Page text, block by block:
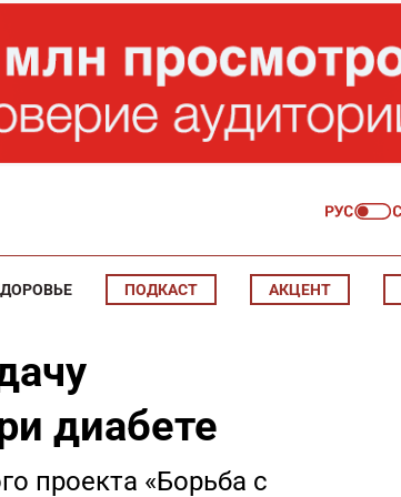
ПОДКАСТ АКЦЕНТ
диабете
проекта «Борьба с